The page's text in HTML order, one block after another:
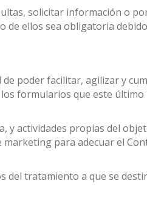
solicitar información o
de ellos sea obligatoria
poder facilitar, agilizar y
formularios que este último
y actividades propias del
marketing para adecuar el
del tratamiento a que se